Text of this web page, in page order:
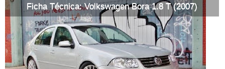
Ficha Técnica: Volkswagen Bora 1.8 T (2007)